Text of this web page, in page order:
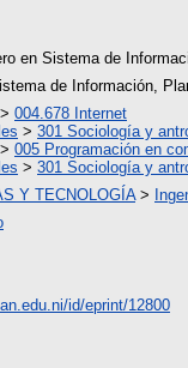
en Sistema de
de Información,
> 004.678 Internet
> 301 Sociología y
> 005 Programación en
> 301 Sociología y
Y TECNOLOGÍA>
id/eprint/12800